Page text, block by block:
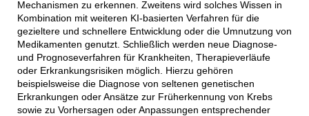
Mechanismen zu erkennen. Zweitens wird solches Wissen in
Kombination mit weiteren KI-basierten Verfahren für die
gezieltere und schnellere Entwicklung oder die Umnutzung von
Medikamenten genutzt. Schließlich werden neue Diagnose-
und Prognoseverfahren für Krankheiten, Therapieverläufe
oder Erkrankungsrisiken möglich. Hierzu gehören
beispielsweise die Diagnose von seltenen genetischen
Erkrankungen oder Ansätze zur Früherkennung von Krebs
sowie zu Vorhersagen oder Anpassungen entsprechender